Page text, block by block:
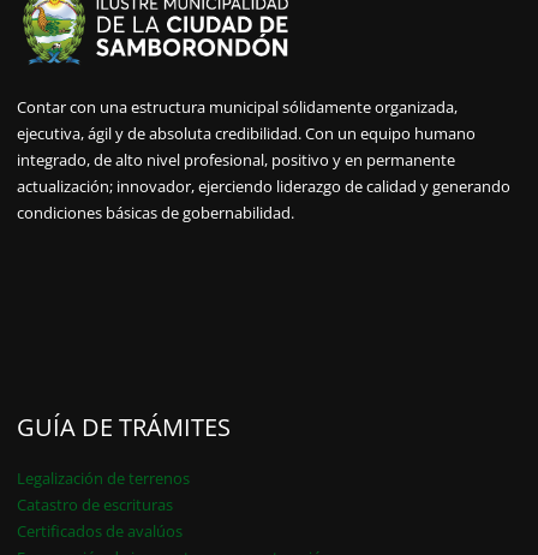
Contar con una estructura municipal sólidamente organizada,
ejecutiva, ágil y de absoluta credibilidad. Con un equipo humano
integrado, de alto nivel profesional, positivo y en permanente
actualización; innovador, ejerciendo liderazgo de calidad y generando
condiciones básicas de gobernabilidad.
GUÍA DE TRÁMITES
Legalización de terrenos
Catastro de escrituras
Certificados de avalúos